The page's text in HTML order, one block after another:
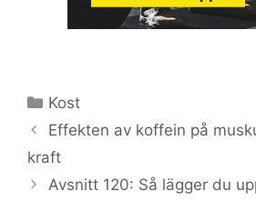
Kategorier
Kost
Effekten av koffein på
kraft
Avsnitt 120: Så lägger du